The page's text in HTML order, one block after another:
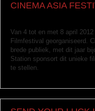
CINEMA ASIA
Van 4 tot en met 8 april
Filmfestival georganiseerd.
brede publiek, met dit jaar
Station sponsort dit unieke
te stellen.